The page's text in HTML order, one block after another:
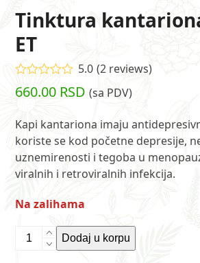
Tinktura
ET
Ocenjeno
5.00od 5 na
2
ocene kupca
5.0 (2reviews)
660.00 RSD (sa PDV)
Kapi kantariona imaju
koriste se kod početne depresije,
uznemirenosti i tegoba u
viralnih i retroviralnih infekcija.
Na zalihama
Tinktura
kantariona
Dodaj u korpu